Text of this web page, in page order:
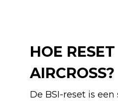
HOE
AIRCROSS?
De BSI-reset is